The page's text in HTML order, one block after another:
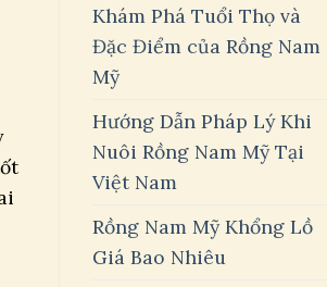
Khám Phá Tuổi Thọ và
Đặc Điểm của Rồng Nam
Mỹ
Hướng Dẫn Pháp Lý Khi
Nuôi Rồng Nam Mỹ Tại
Việt Nam
Rồng Nam Mỹ Khổng Lồ
Giá Bao Nhiêu